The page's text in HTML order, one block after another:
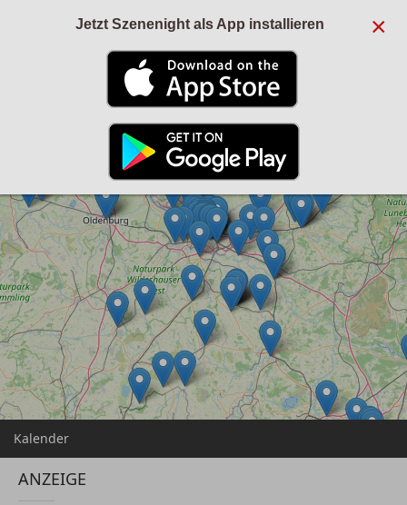
Kalender
ANZEIGE
×
Jetzt Szenenight als App installieren